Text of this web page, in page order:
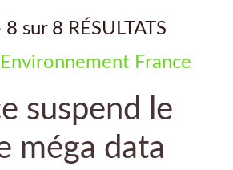
sur 8 RÉSULTATS
Environnement France
suspend le
méga data